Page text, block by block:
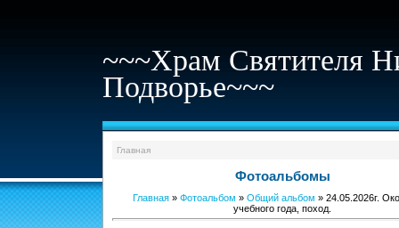
~~~Храм Святителя
Подворье~~~
Главная
Фотоальбомы
Главная » Фотоальбом » Общий альбом » 24.05.2026г.
учебного года, поход.